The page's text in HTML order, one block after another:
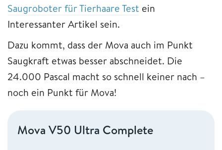
Saugroboter für Tierhaare Test ein
Interessanter Artikel sein.
Dazu kommt, dass der Mova auch im Punkt
Saugkraft etwas besser abschneidet. Die
24.000 Pascal macht so schnell keiner nach –
noch ein Punkt für Mova!
Mova V50 Ultra Complete